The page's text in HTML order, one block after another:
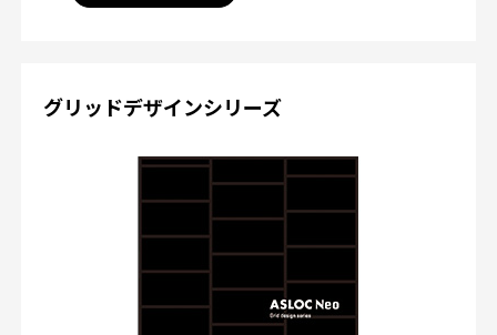
グリッドデザインシリーズ